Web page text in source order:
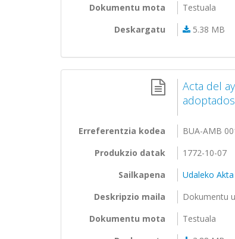
Dokumentu mota
Testuala
Deskargatu
5.38 MB
Acta del
Erreferentzia kodea
BUA-AMB
Produkzio datak
1772-10-07
Sailkapena
Udaleko
Deskripzio maila
Dokumentu
Dokumentu mota
Testuala